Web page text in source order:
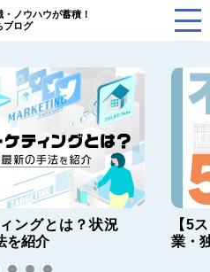
ノウハウが蓄積！
ブログ
ングとは？状況
を紹介
【5
業・